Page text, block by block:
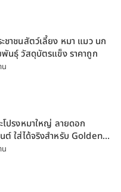
ชาชนสัตว์เลี้ยง หมา แมว นก
นธุ์ วัสดุบัตรแข็ง ราคาถูก
น
โปรงหมาใหญ่ ลายดอก
ต์ ใส่ได้จริงสำหรับ Golden
Labrador [อัปเดต 2026]
น